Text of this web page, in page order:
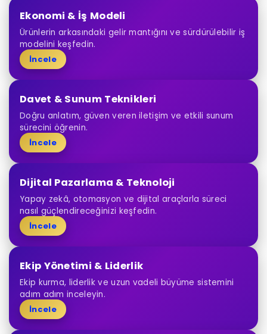
Ekonomi & İş Modeli
Ürünlerin arkasındaki gelir mantığını ve sürdürülebilir iş
modelini keşfedin.
İncele
Davet & Sunum Teknikleri
Doğru anlatım, güven veren iletişim ve etkili sunum
sürecini öğrenin.
İncele
Dijital Pazarlama & Teknoloji
Yapay zekâ, otomasyon ve dijital araçlarla süreci
nasıl güçlendireceğinizi keşfedin.
İncele
Ekip Yönetimi & Liderlik
Ekip kurma, liderlik ve uzun vadeli büyüme sistemini
adım adım inceleyin.
İncele